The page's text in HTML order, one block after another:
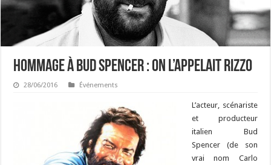
Hommage à Bud Spencer : On l’appelait Rizzo
28/06/2016 Événements
L’acteur, scénariste
et producteur
italien Bud
Spencer (de son
vrai nom Carlo